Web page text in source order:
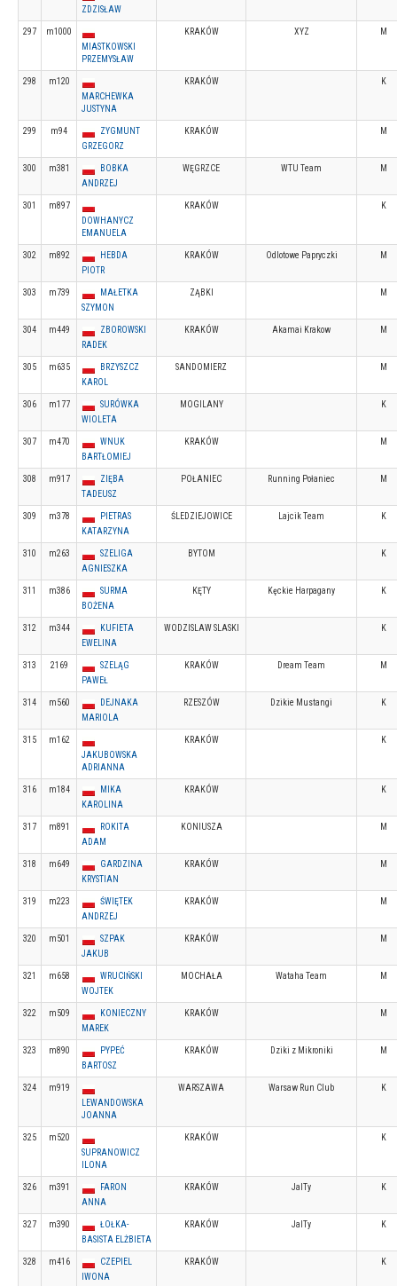
ZDZISŁAW
297
m1000
MIASTKOWSKI
PRZEMYSŁAW
KRAKÓW XYZ M
298
m120
MARCHEWKA
JUSTYNA
KRAKÓW K
299 m94
ZYGMUNT
GRZEGORZ
KRAKÓW M
300 m381
BOBKA
ANDRZEJ
WĘGRZCE WTU Team M
301
m897
DOWHANYCZ
EMANUELA
KRAKÓW K
302 m892
HEBDA
PIOTR
KRAKÓW Odlotowe Papryczki M
303 m739
MAŁETKA
SZYMON
ZĄBKI M
304 m449
ZBOROWSKI
RADEK
KRAKÓW Akamai Krakow M
305 m635
BRZYSZCZ
KAROL
SANDOMIERZ M
306 m177
SURÓWKA
WIOLETA
MOGILANY K
307 m470
WNUK
BARTŁOMIEJ
KRAKÓW M
308 m917
ZIĘBA
TADEUSZ
POŁANIEC Running Połaniec M
309 m378
PIETRAS
KATARZYNA
ŚLEDZIEJOWICE Lajcik Team K
310 m263
SZELIGA
AGNIESZKA
BYTOM K
311 m386
SURMA
BOŻENA
KĘTY Kęckie Harpagany K
312 m344
KUFIETA
EWELINA
WODZISLAW SLASKI K
313 2169
SZELĄG
PAWEŁ
KRAKÓW Dream Team M
314 m560
DEJNAKA
MARIOLA
RZESZÓW Dzikie Mustangi K
315
m162
JAKUBOWSKA
ADRIANNA
KRAKÓW K
316 m184
MIKA
KAROLINA
KRAKÓW K
317 m891
ROKITA
ADAM
KONIUSZA M
318 m649
GARDZINA
KRYSTIAN
KRAKÓW M
319 m223
ŚWIĘTEK
ANDRZEJ
KRAKÓW M
320 m501
SZPAK
JAKUB
KRAKÓW M
321 m658
WRUCIŃSKI
WOJTEK
MOCHAŁA Wataha Team M
322 m509
KONIECZNY
MAREK
KRAKÓW M
323 m890
PYPEĆ
BARTOSZ
KRAKÓW Dziki z Mikroniki M
324
m919
LEWANDOWSKA
JOANNA
WARSZAWA Warsaw Run Club K
325
m520
SUPRANOWICZ
ILONA
KRAKÓW K
326 m391
FARON
ANNA
KRAKÓW JaITy K
327 m390
ŁOŁKA-
BASISTA ELŻBIETA
KRAKÓW JaITy K
328 m416
CZEPIEL
IWONA
KRAKÓW K